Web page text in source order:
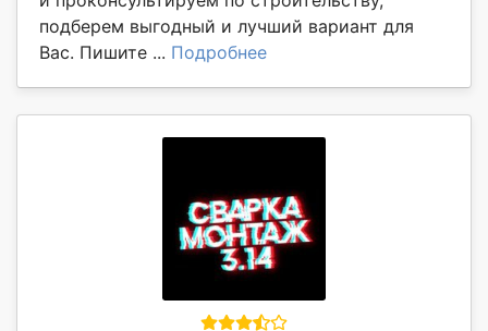
подберем выгодный и лучший вариант для
Вас. Пишите ... Подробнее